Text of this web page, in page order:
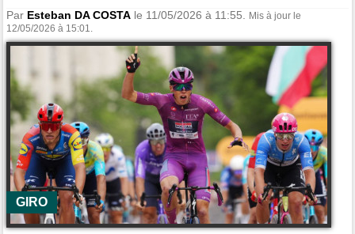
Par Esteban DA COSTA le 11/05/2026 à 11:55.
Mis à jour le
12/05/2026 à 15:01.
GIRO